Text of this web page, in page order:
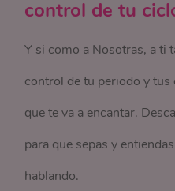
control de tu
Y si como a Nosotras, a ti
control de tu periodo y tus
que te va a encantar.
para que sepas y
hablando.